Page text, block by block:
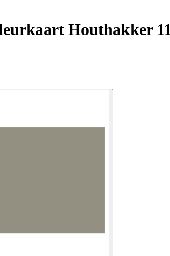
Houthakker